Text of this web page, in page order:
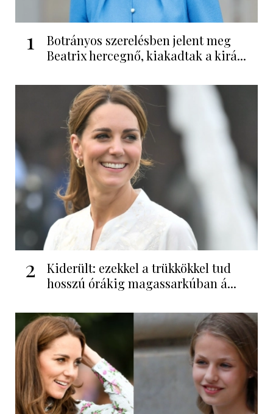
1
Botrányos szerelésben jelent meg
Beatrix hercegnő, kiakadtak a kirá...
2
Kiderült: ezekkel a trükkökkel tud
hosszú órákig magassarkúban á...